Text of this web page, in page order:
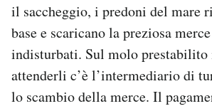
il saccheggio, i predoni del mare
base e scaricano la preziosa
indisturbati. Sul molo prestabilito
attenderli c’è l’intermediario di
lo scambio della merce. Il